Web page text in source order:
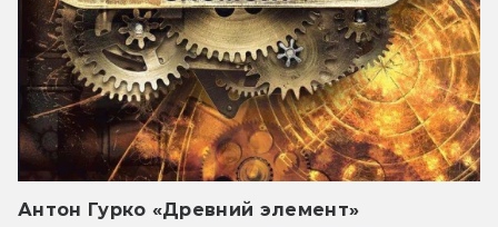
Антон Гурко «Древний элемент»